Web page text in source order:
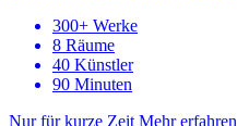
300+ Werke
8 Räume
40 Künstler
90 Minuten
Nur für kurze Zeit Mehr erfahren